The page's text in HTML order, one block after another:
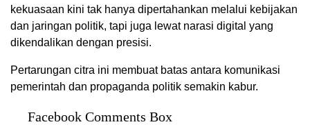
kekuasaan kini tak hanya dipertahankan melalui kebijakan
dan jaringan politik, tapi juga lewat narasi digital yang
dikendalikan dengan presisi.
Pertarungan citra ini membuat batas antara komunikasi
pemerintah dan propaganda politik semakin kabur.
Facebook Comments Box